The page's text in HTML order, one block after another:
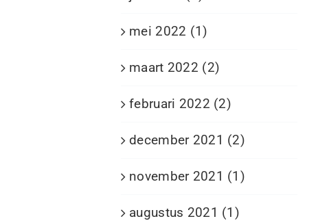
mei 2022 (1)
maart 2022 (2)
februari 2022 (2)
december 2021 (2)
november 2021 (1)
augustus 2021 (1)